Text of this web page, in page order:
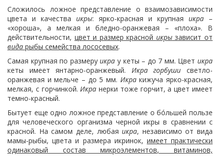
Сложилось ложное представление о взаимозависимости
цвета и качества икры: ярко-красная и крупная икра –
«хороша», а мелкая и бледно-оранжевая – «плоха». В
действительности, цвет и размер красной икрызависит от
вида рыбы семейства лососевых.
Самая крупная по размеруикра у кеты – до 7 мм. Цветикра
кеты имеет янтарно-оранжевый. Икра горбуши светло-
оранжевая и мельче – до 5 мм. Икракижуча ярко-красная,
мелкая, с горчинкой.Икра нерки тоже горчит, а цвет имеет
темно-красный.
Бытует еще одно ложное представление о бóльшей пользе
для человеческого организма черной икры в сравнении с
красной. На самом деле, любаяикра, независимо от вида
мамы-рыбы, цвета и размера икринок, имеет практически
одинаковый состав микроэлементов, витаминов,